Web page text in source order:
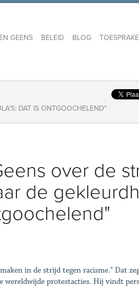
GEENS BELEID BLOG
DAT IS ONTGOOCHELEND"
over de
de
in de strijd tegen racisme." Dat
wereldwijde protestacties. Hij vindt